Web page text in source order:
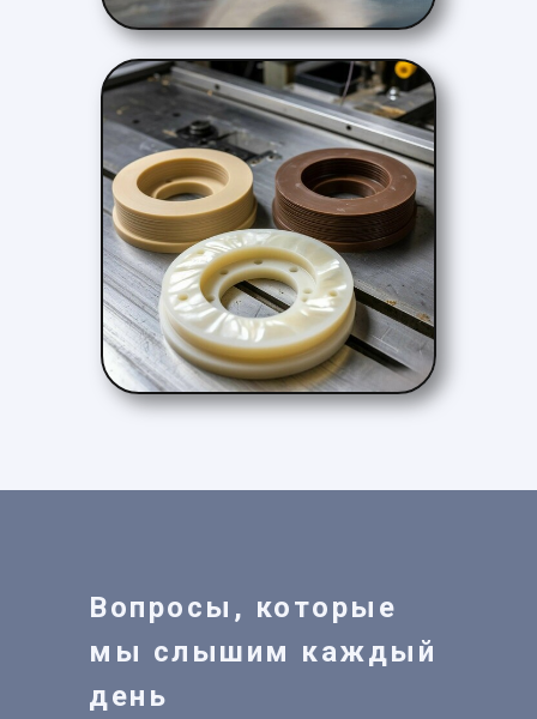
Вопросы, которые
мы слышим каждый
день